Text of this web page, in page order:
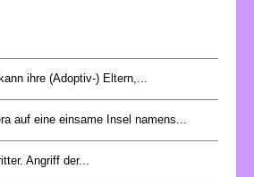
ihre (Adoptiv-) Eltern,...
auf eine einsame Insel namens...
Angriff der...